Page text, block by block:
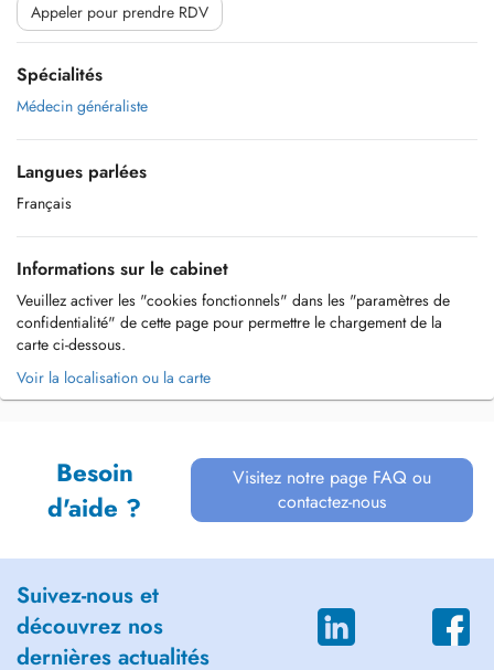
Appeler pour prendre RDV
Spécialités
Médecin généraliste
Langues parlées
Français
Informations sur le cabinet
Veuillez activer les "cookies fonctionnels" dans les "paramètres de
confidentialité" de cette page pour permettre le chargement de la
carte ci-dessous.
Voir la localisation ou la carte
Besoin
d'aide ?
Visitez notre page FAQ ou
contactez-nous
Suivez-nous et
découvrez nos
dernières actualités